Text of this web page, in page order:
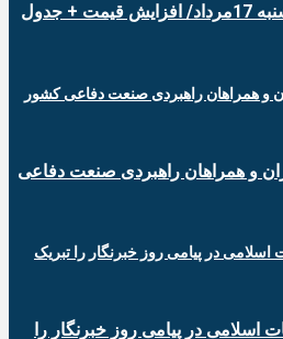
قیمت طلای 18عیار امروز شنبه 17مرداد/ افزایش قیمت + جدول
و همراهان راهبردی صنعت دفاعی
اسلامی در پیامی روز خبرنگار را